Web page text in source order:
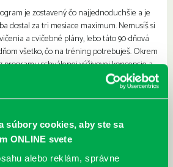
súbory cookies, aby ste sa
ONLINE svete
alebo reklám, správne
je zostavený čo najjednoduchšie a je
dostal za tri mesiace maximum. Nemusíš si
a cvičebné plány, lebo táto 90-dňová
všetko, čo na tréning potrebuješ. Okrem
schválenej výživovej koncepcie a
fitnesový guru a autor bestsellerov Mark
vďaka telesným cvičeniam a
čas.